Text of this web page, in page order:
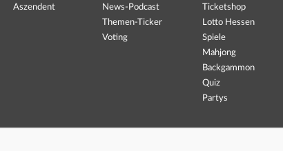
Aszendent
News-Podcast
Themen-Ticker
Voting
Ticketshop
Lotto Hessen
Spiele
Mahjong
Backgammon
Quiz
Partys